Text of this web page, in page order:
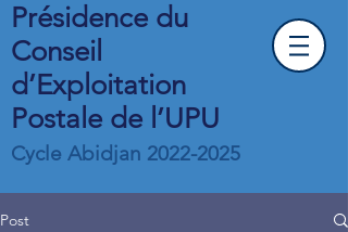
Présidence du
Conseil
d’Exploitation
Postale de l’UPU
Cycle Abidjan 2022-2025
Post